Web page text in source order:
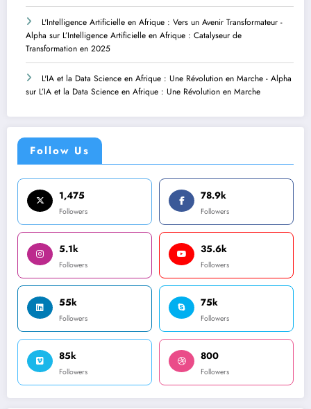
L'Intelligence Artificielle en Afrique : Vers un Avenir Transformateur -
Alpha sur L’Intelligence Artificielle en Afrique : Catalyseur de
Transformation en 2025
L'IA et la Data Science en Afrique : Une Révolution en Marche - Alpha
sur L’IA et la Data Science en Afrique : Une Révolution en Marche
Follow Us
1,475
Followers
78.9k
Followers
5.1k
Followers
35.6k
Followers
55k
Followers
75k
Followers
85k
Followers
800
Followers